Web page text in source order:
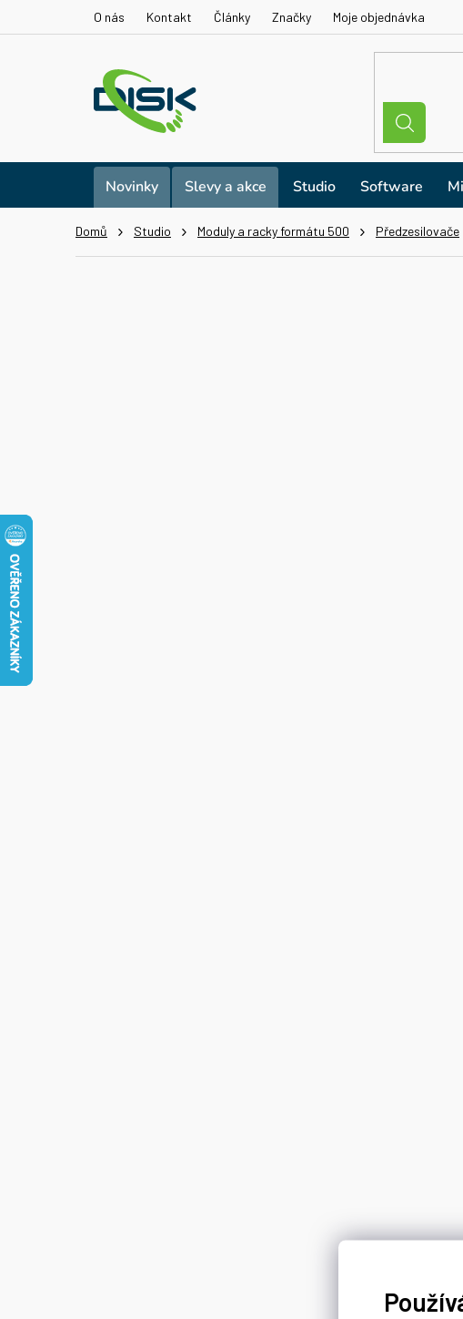
O nás Kontakt Články Značky Moje objednávka
Novinky Slevy a akce Studio Software
Domů Studio Moduly a racky formátu 500 Předzesilovače